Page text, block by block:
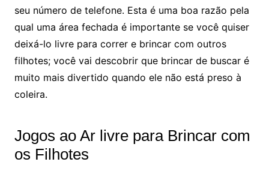
seu número de telefone. Esta é uma boa razão pela
qual uma área fechada é importante se você quiser
deixá-lo livre para correr e brincar com outros
filhotes; você vai descobrir que brincar de buscar é
muito mais divertido quando ele não está preso à
coleira.
Jogos ao Ar livre para Brincar com
os Filhotes